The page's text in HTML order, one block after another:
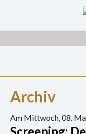
springen
nach:
Archiv
Archiv
Am Mittwoch, 08.